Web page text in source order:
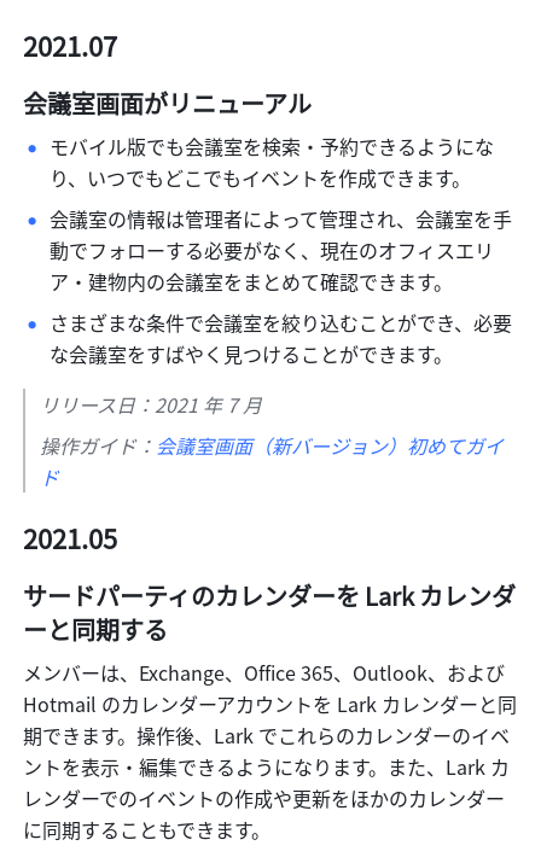
2021.07
会議室画面がリニューアル
モバイル版でも会議室を検索・予約できるようにな
り、いつでもどこでもイベントを作成できます。
会議室の情報は管理者によって管理され、会議室を手
動でフォローする必要がなく、現在のオフィスエリ
ア・建物内の会議室をまとめて確認できます。
さまざまな条件で会議室を絞り込むことができ、必要
な会議室をすばやく見つけることができます。
リリース日：2021 年 7 月
操作ガイド： 会議室画面（新バージョン）初めてガイ
ド
2021.05
サードパーティのカレンダーを Lark カレンダ
ーと同期する
メンバーは、Exchange、Office 365、Outlook、および
Hotmail のカレンダーアカウントを Lark カレンダーと同
期できます。操作後、Lark でこれらのカレンダーのイベ
ントを表示・編集できるようになります。また、Lark カ
レンダーでのイベントの作成や更新をほかのカレンダー
に同期することもできます。